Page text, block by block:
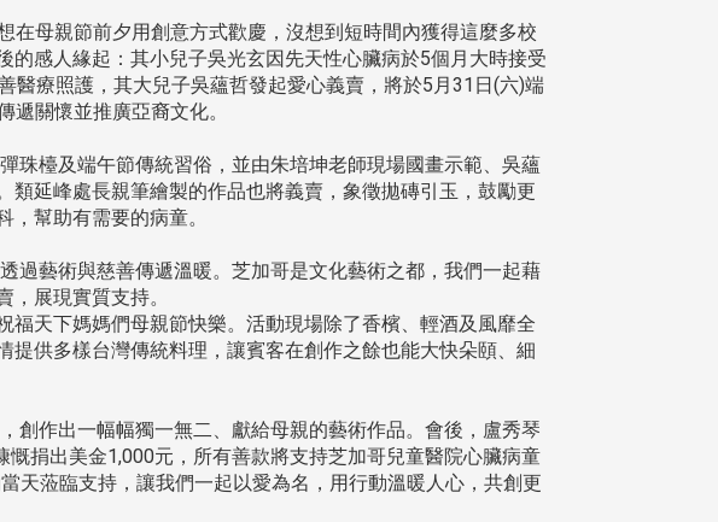
母親節前夕用創意方式歡慶，沒想到短時間內獲得這麼多校
感人緣起：其小兒子吳光玄因先天性心臟病於5個月大時接受
醫療照護，其大兒子吳蘊哲發起愛心義賣，將於5月31日(六)端
關懷並推廣亞裔文化。
檯及端午節傳統習俗，並由朱培坤老師現場國畫示範、吳蘊
延峰處長親筆繪製的作品也將義賣，象徵拋磚引玉，鼓勵更
幫助有需要的病童。
藝術與慈善傳遞溫暖。芝加哥是文化藝術之都，我們一起藉
展現實質支持。
天下媽媽們母親節快樂。活動現場除了香檳、輕酒及風靡全
供多樣台灣傳統料理，讓賓客在創作之餘也能大快朵頤、細
作出一幅幅獨一無二、獻給母親的藝術作品。會後，盧秀琴
捐出美金1,000元，所有善款將支持芝加哥兒童醫院心臟病童
天蒞臨支持，讓我們一起以愛為名，用行動溫暖人心，共創更